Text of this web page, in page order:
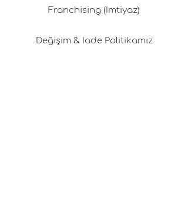
Franchising (İmtiyaz)
Değişim & İade Politikamız